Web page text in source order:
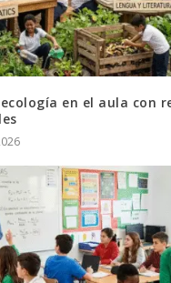
en el aula con